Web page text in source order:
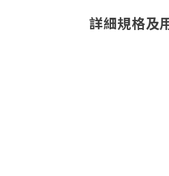
詳細規格及